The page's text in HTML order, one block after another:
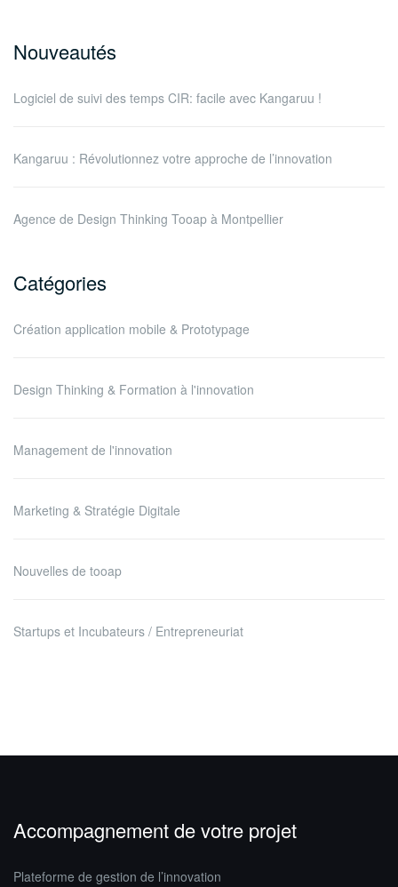
Nouveautés
Logiciel de suivi des temps CIR: facile avec Kangaruu !
Kangaruu : Révolutionnez votre approche de l’innovation
Agence de Design Thinking Tooap à Montpellier
Catégories
Création application mobile & Prototypage
Design Thinking & Formation à l'innovation
Management de l'innovation
Marketing & Stratégie Digitale
Nouvelles de tooap
Startups et Incubateurs / Entrepreneuriat
Accompagnement de votre projet
Plateforme de gestion de l’innovation